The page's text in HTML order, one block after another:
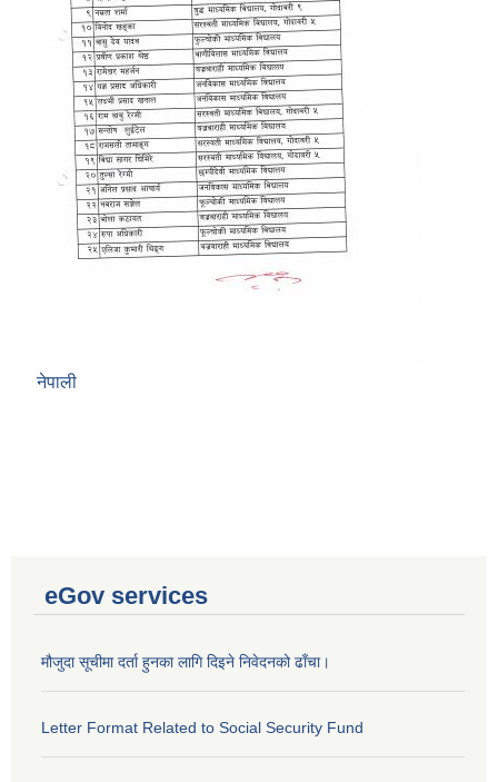
नेपाली
eGov services
मौजुदा सूचीमा दर्ता हुनका लागि दिइने निवेदनको ढाँचा।
Letter Format Related to Social Security Fund